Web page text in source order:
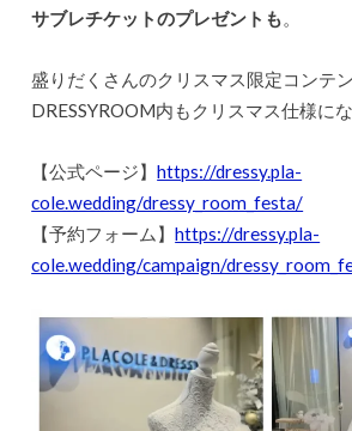
サブレチケットのプレゼントも。
盛りだくさんのクリスマス限定コンテ
DRESSYROOM内もクリスマス仕様に
【公式ページ】https://dressy.pla-
cole.wedding/dressy_room_festa/
【予約フォーム】https://dressy.pla-
cole.wedding/campaign/